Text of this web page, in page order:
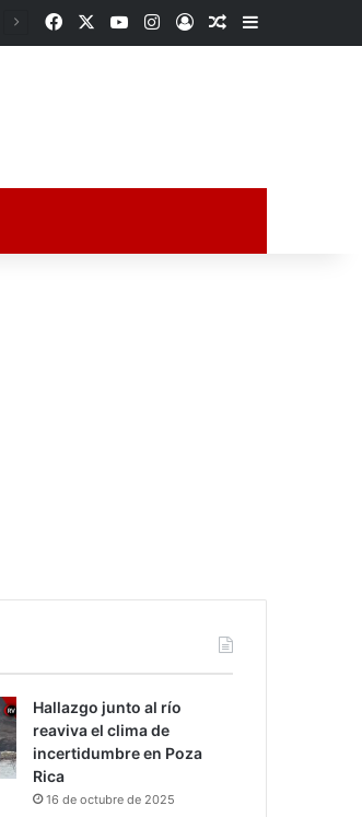
FacebookYouTubeInstagram
AccesoPublicación al
Barra lateral
Hallazgo junto al río
reaviva el clima de
incertidumbre en Poza
Rica
16 de octubre de 2025